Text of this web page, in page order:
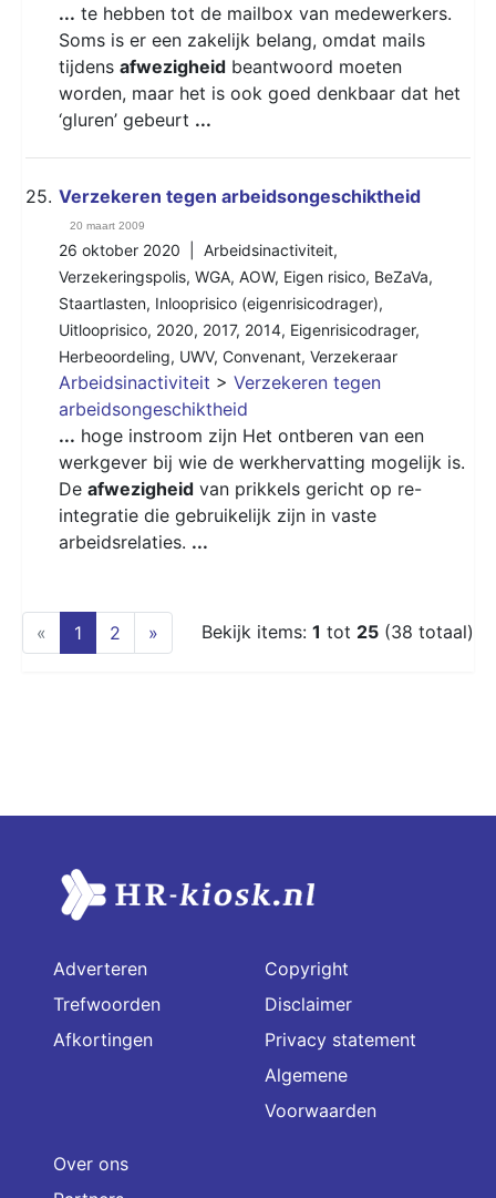
... te hebben tot de mailbox van medewerkers.
Soms is er een zakelijk belang, omdat mails
tijdens afwezigheid beantwoord moeten
worden, maar het is ook goed denkbaar dat het
‘gluren’ gebeurt ...
25. Verzekeren tegen arbeidsongeschiktheid
20 maart 2009
26 oktober 2020 | Arbeidsinactiviteit,
Verzekeringspolis, WGA, AOW, Eigen risico, BeZaVa,
Staartlasten, Inlooprisico (eigenrisicodrager),
Uitlooprisico, 2020, 2017, 2014, Eigenrisicodrager,
Herbeoordeling, UWV, Convenant, Verzekeraar
Arbeidsinactiviteit > Verzekeren tegen
arbeidsongeschiktheid
... hoge instroom zijn Het ontberen van een
werkgever bij wie de werkhervatting mogelijk is.
De afwezigheid van prikkels gericht op re-
integratie die gebruikelijk zijn in vaste
arbeidsrelaties. ...
« 1 (current)
2 » Bekijk items: 1 tot 25 (38 totaal)
Adverteren
Trefwoorden
Afkortingen
Copyright
Disclaimer
Privacy statement
Algemene
Voorwaarden
Over ons